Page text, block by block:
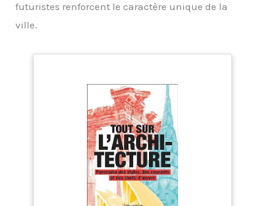
futuristes renforcent le caractère unique de la
ville.